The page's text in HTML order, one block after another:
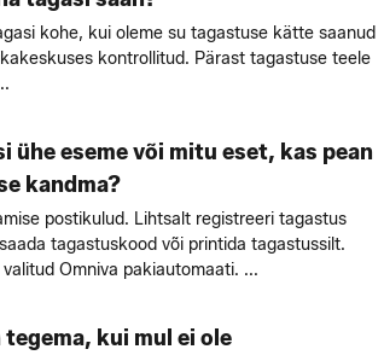
kohe, kui oleme su tagastuse kätte saanud
kontrollitud. Pärast tagastuse teele
ühe eseme või mitu eset, kas pean
kandma?
postikulud. Lihtsalt registreeri tagastus
tagastuskood või printida tagastussilt.
Omniva pakiautomaati. ...
tegema, kui mul ei ole